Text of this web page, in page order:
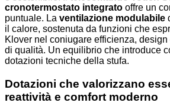
cronotermostato integrato offre un
puntuale. La ventilazione modulabile
il calore, sostenuta da funzioni che
Klover nel coniugare efficienza,
di qualità. Un equilibrio che introduce
dotazioni tecniche della stufa.
Dotazioni che valorizzano
reattività e comfort moderno